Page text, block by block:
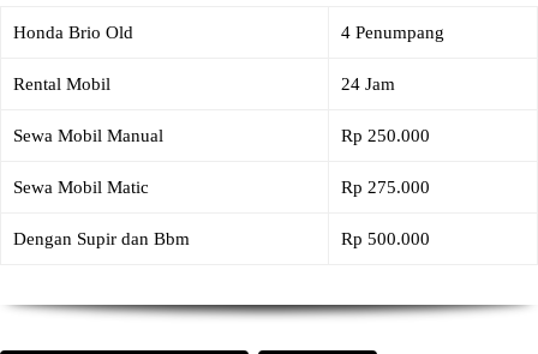
Honda Brio Old 4 Penumpang
Rental Mobil 24 Jam
Sewa Mobil Manual Rp 250.000
Sewa Mobil Matic Rp 275.000
Dengan Supir dan Bbm Rp 500.000